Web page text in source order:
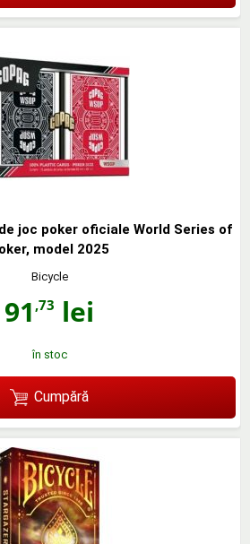
joc poker oficiale World Series of
model 2025
Bicycle
91 ,73 lei
în stoc
Cumpără